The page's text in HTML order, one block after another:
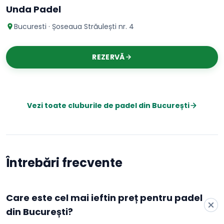
Unda Padel
Bucuresti · Șoseaua Străulești nr. 4
REZERVĂ
Vezi toate cluburile de padeldin București
Întrebări frecvente
Care este cel mai ieftin preț pentru padel
din București?